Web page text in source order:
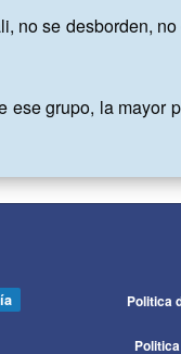
no se desborden,
grupo, la mayor
Politica